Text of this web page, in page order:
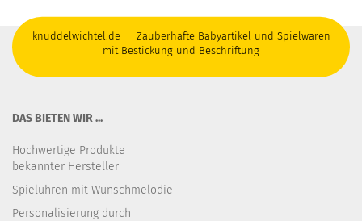
knuddelwichtel.de Zauberhafte Babyartikel und Spielwaren
mit Bestickung und Beschriftung
DAS BIETEN WIR ...
Hochwertige Produkte
bekannter Hersteller
Spieluhren mit Wunschmelodie
Personalisierung durch